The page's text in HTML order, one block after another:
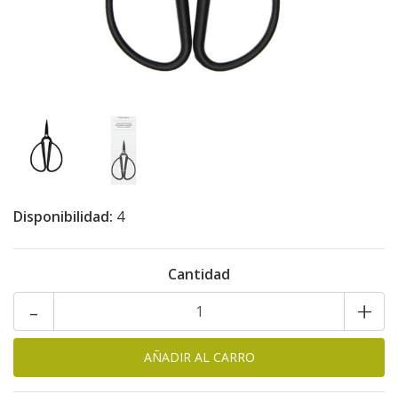
Disponibilidad: 4
Cantidad
+
-